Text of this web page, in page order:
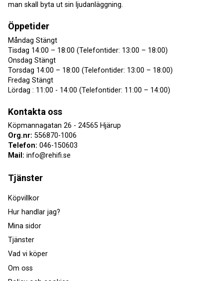
man skall byta ut sin ljudanläggning.
Öppetider
Måndag Stängt
Tisdag 14:00 – 18:00 (Telefontider: 13:00 – 18:00)
Onsdag Stängt
Torsdag 14:00 – 18:00 (Telefontider: 13:00 – 18:00)
Fredag Stängt
Lördag : 11:00 - 14:00 (Telefontider: 11:00 – 14:00)
Kontakta oss
Köpmannagatan 26 - 24565 Hjärup
Org.nr: 556870-1006
Telefon: 046-150603
Mail: info@rehifi.se
Tjänster
Köpvillkor
Hur handlar jag?
Mina sidor
Tjänster
Vad vi köper
Om oss